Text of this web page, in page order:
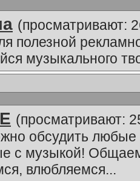
(просматривают:
полезной
музыкального
(просматривают:
обсудить
с музыкой!
влюбляемся...